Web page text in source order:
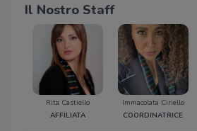
Il Nostro Staff
Rita Castiello
AFFILIATA
Immacolata Ciriello
COORDINATRICE